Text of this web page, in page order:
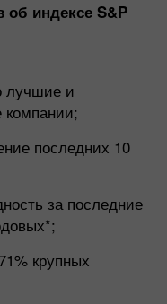
индексе S&P
лучшие и
компании;
последних 10
за последние
крупных